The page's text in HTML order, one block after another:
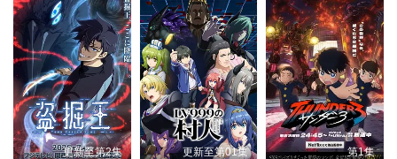
更新至第2集 更新至第01集 第1集